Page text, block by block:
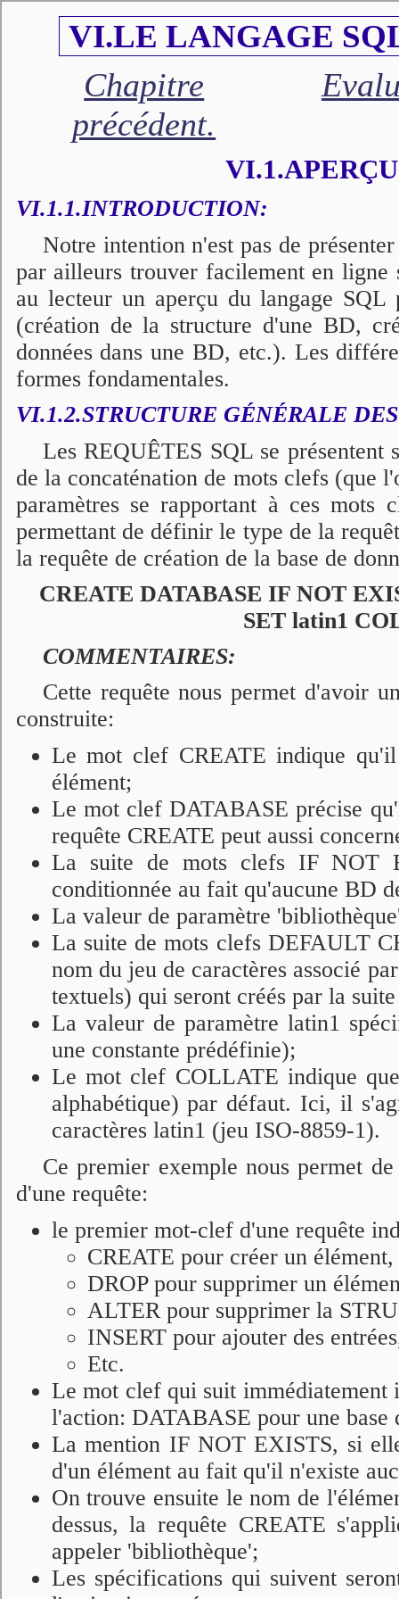
VI.LE LANGAGE
Chapitre
précédent.
VI.1.1.INTRODUCTION:
Notre intention n'est pas de
par ailleurs trouver facilement en
au lecteur un aperçu du langage
(création de la structure d'une BD,
données dans une BD, etc.). Les
formes fondamentales.
VI.1.2.STRUCTURE GÉNÉRALE
Les REQUÊTES SQL se présentent
de la concaténation de mots clefs (que
paramètres se rapportant à ces mots
permettant de définir le type de la
la requête de création de la base de
CREATE DATABASE IF NOT
SET latin1
COMMENTAIRES:
Cette requête nous permet d'avoir
construite:
Le mot clef CREATE indique
élément;
Le mot clef DATABASE précise
requête CREATE peut aussi
La suite de mots clefs IF NOT
conditionnée au fait qu'aucune BD
La valeur de paramètre
La suite de mots clefs DEFAULT
nom du jeu de caractères associé
textuels) qui seront créés par la
La valeur de paramètre latin1
une constante prédéfinie);
Le mot clef COLLATE indique
alphabétique) par défaut. Ici, il
caractères latin1 (jeu ISO-8859-1).
Ce premier exemple nous permet
d'une requête:
le premier mot-clef d'une requête
CREATE pour créer un élément,
DROP pour supprimer un
ALTER pour supprimer la
INSERT pour ajouter des
Etc.
Le mot clef qui suit immédiatement
l'action: DATABASE pour une base
La mention IF NOT EXISTS, si
d'un élément au fait qu'il n'existe
On trouve ensuite le nom de
dessus, la requête CREATE
appeler 'bibliothèque';
Les spécifications qui suivent